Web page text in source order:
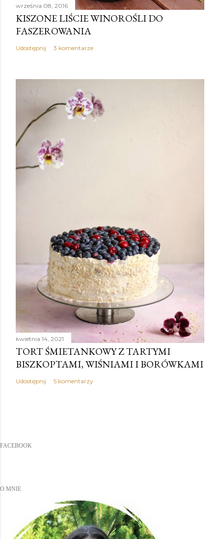
września 08, 2016
KISZONE LIŚCIE WINOROŚLI DO
FASZEROWANIA
Udostępnij 3 komentarze
kwietnia 14, 2021
TORT ŚMIETANKOWY Z TARTYMI
BISZKOPTAMI, WIŚNIAMI I BORÓWKAMI
Udostępnij 5 komentarzy
FACEBOOK
O MNIE